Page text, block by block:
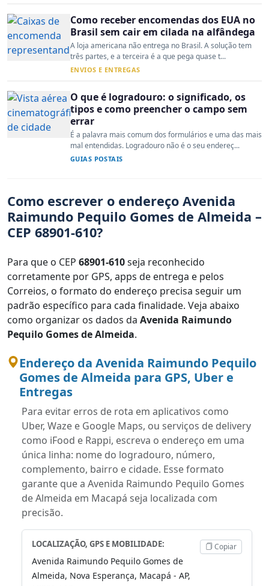
Como receber encomendas dos EUA no
Brasil sem cair em cilada na alfândega
A loja americana não entrega no Brasil. A solução tem
três partes, e a terceira é a que pega quase t...
ENVIOS E ENTREGAS
O que é logradouro: o significado, os
tipos e como preencher o campo sem
errar
É a palavra mais comum dos formulários e uma das mais
mal entendidas. Logradouro não é o seu endereç...
GUIAS POSTAIS
Como escrever o endereço Avenida
Raimundo Pequilo Gomes de Almeida –
CEP 68901-610?
Para que o CEP 68901-610seja reconhecido
corretamente por GPS, apps de entrega e pelos
Correios, o formato do endereço precisa seguir um
padrão específico para cada finalidade. Veja abaixo
como organizar os dados da Avenida Raimundo
Pequilo Gomes de Almeida.
Endereço da Avenida Raimundo Pequilo
Gomes de Almeida para GPS, Uber e
Entregas
Para evitar erros de rota em aplicativos como
Uber, Waze e Google Maps, ou serviços de delivery
como iFood e Rappi, escreva o endereço em uma
única linha: nome do logradouro, número,
complemento, bairro e cidade. Esse formato
garante que a Avenida Raimundo Pequilo Gomes
de Almeida em Macapá seja localizada com
precisão.
LOCALIZAÇÃO, GPS E MOBILIDADE:
Avenida Raimundo Pequilo Gomes de
Almeida, Nova Esperança, Macapá - AP,
Copiar